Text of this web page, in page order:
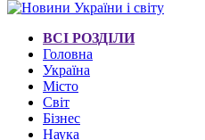
ВСІ РОЗДІЛИ
Головна
Україна
Місто
Світ
Бізнес
Наука